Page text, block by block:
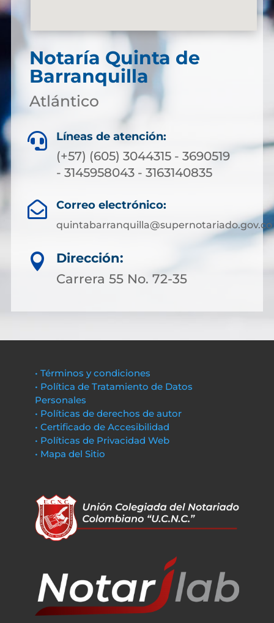
Notaría Quinta de
Barranquilla
Atlántico
 Líneas de atención:
(+57) (605) 3044315 - 3690519
- 3145958043 - 3163140835
 Correo electrónico:
quintabarranquilla@supernotariado.gov.co

Dirección:
Carrera 55 No. 72-35
• Términos y condiciones
• Política de Tratamiento de Datos
Personales
• Políticas de derechos de autor
• Certificado de Accesibilidad
• Políticas de Privacidad Web
• Mapa del Sitio